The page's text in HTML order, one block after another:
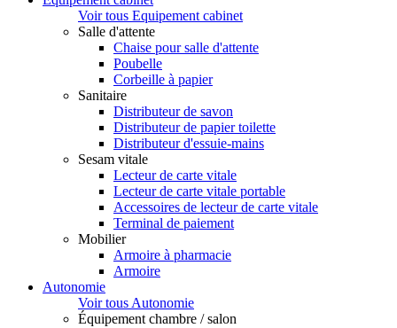
Voir tous Equipement cabinet
Salle d'attente
Chaise pour salle d'attente
Poubelle
Corbeille à papier
Sanitaire
Distributeur de savon
Distributeur de papier toilette
Distributeur d'essuie-mains
Sesam vitale
Lecteur de carte vitale
Lecteur de carte vitale portable
Accessoires de lecteur de carte vitale
Terminal de paiement
Mobilier
Armoire à pharmacie
Armoire
Autonomie
Voir tous Autonomie
Équipement chambre / salon